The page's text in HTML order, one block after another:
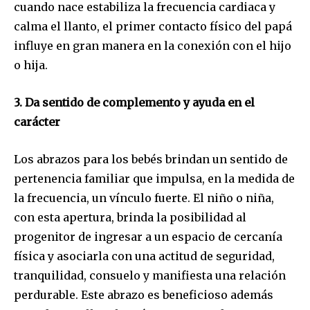
cuando nace estabiliza la frecuencia cardiaca y
calma el llanto, el primer contacto físico del papá
influye en gran manera en la conexión con el hijo
o hija.
3. Da sentido de complemento y ayuda en el
carácter
Los abrazos para los bebés brindan un sentido de
pertenencia familiar que impulsa, en la medida de
la frecuencia, un vínculo fuerte. El niño o niña,
con esta apertura, brinda la posibilidad al
progenitor de ingresar a un espacio de cercanía
física y asociarla con una actitud de seguridad,
tranquilidad, consuelo y manifiesta una relación
perdurable. Este abrazo es beneficioso además